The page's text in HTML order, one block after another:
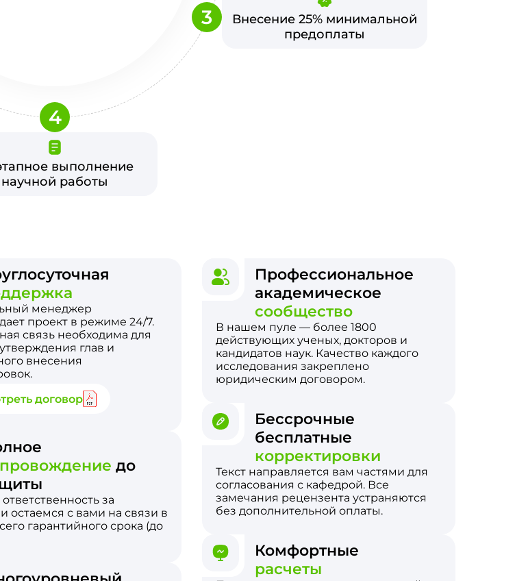
Внесение 25% минимальной
предоплаты
3
выполнение
научной работы
4
менеджер
проект в режиме 24/7.
связь необходима для
глав и
внесения
договор
до
за
и остаемся с вами на связи в
гарантийного срока (до
Профессиональное
академическое
сообщество
В нашем пуле — более 1800
действующих ученых, докторов и
кандидатов наук. Качество каждого
исследования закреплено
юридическим договором.
Бессрочные
бесплатные
корректировки
Текст направляется вам частями для
согласования с кафедрой. Все
замечания рецензента устраняются
без дополнительной оплаты.
Комфортные
расчеты